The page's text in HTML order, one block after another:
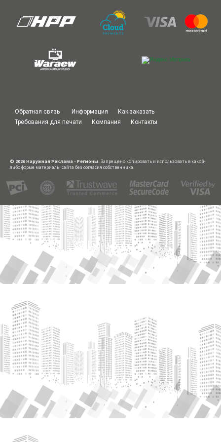
Обратная связь Информация
Как заказать
Требования для печати
Компания Контакты
© 2026 Наружная Реклама - Регионы. Запрещено копировать и использовать в какой-
либо форме материалы сайта без согласия собственника.